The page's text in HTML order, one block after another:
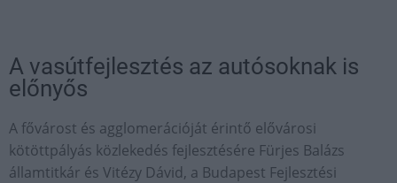
A vasútfejlesztés az autósoknak is
előnyős
A fővárost és agglomerációját érintő elővárosi
kötöttpályás közlekedés fejlesztésére Fürjes Balázs
államtitkár és Vitézy Dávid, a Budapest Fejlesztési